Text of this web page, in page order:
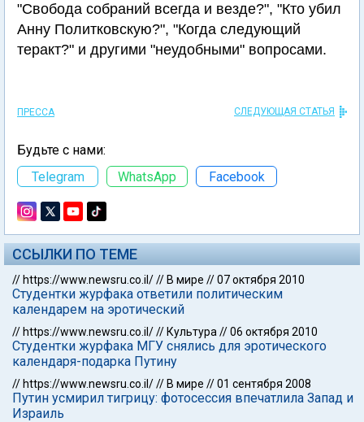
"Свобода собраний всегда и везде?", "Кто убил
Анну Политковскую?", "Когда следующий
теракт?" и другими "неудобными" вопросами.
ПРЕССА СЛЕДУЮЩАЯ СТАТЬЯ
Будьте с нами:
Telegram
WhatsApp Facebook
ССЫЛКИ ПО ТЕМЕ
// https://www.newsru.co.il/// В мире //07 октября 2010
Студентки журфака ответили политическим
календарем на эротический
// https://www.newsru.co.il/// Культура //06 октября 2010
Студентки журфака МГУ снялись для эротического
календаря-подарка Путину
// https://www.newsru.co.il/// В мире //01 сентября 2008
Путин усмирил тигрицу: фотосессия впечатлила Запад и
Израиль